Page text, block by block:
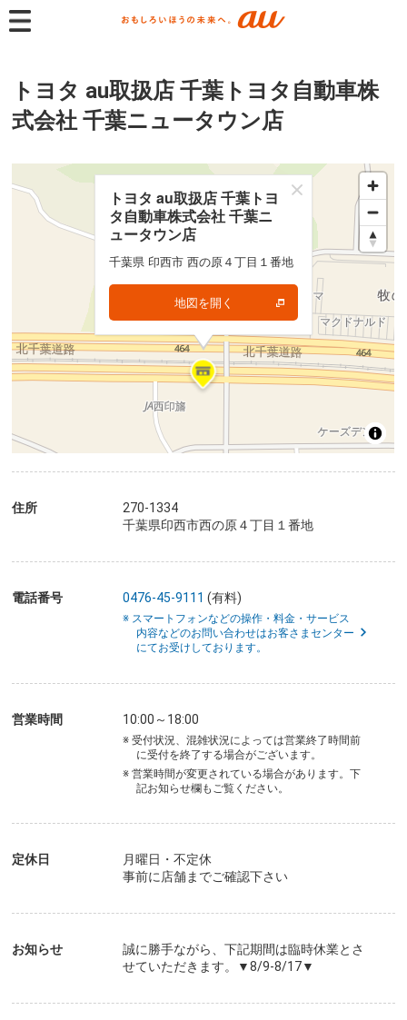
トヨタ au取扱店 千葉トヨタ自動車株
式会社 千葉ニュータウン店
トヨタ au取扱店 千葉トヨ
タ自動車株式会社 千葉ニ
ュータウン店
千葉県 印西市 西の原４丁目１番地
地図を開く
トヨタ au取扱店 千葉トヨ
タ自動車株式会社 千葉ニ
ュータウン店
千葉県 印西市 西の原４丁目１番地
地図を開く
住所
270-1334
千葉県印西市西の原４丁目１番地
電話番号 0476-45-9111 (有料)
※ スマートフォンなどの操作・料金・サービス
内容などのお問い合わせはお客さまセンター
にてお受けしております。
営業時間 10:00～18:00
※ 受付状況、混雑状況によっては営業終了時間前
に受付を終了する場合がございます。
※ 営業時間が変更されている場合があります。下
記お知らせ欄もご覧ください。
定休日
月曜日・不定休
事前に店舗までご確認下さい
お知らせ
誠に勝手ながら、下記期間は臨時休業とさ
せていただきます。▼8/9-8/17▼